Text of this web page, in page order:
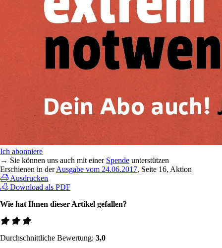
Ich abonniere
→ Sie können uns auch mit einer Spende unterstützen
Erschienen in derAusgabe vom 24.06.2017, Seite 16, Aktion
Ausdrucken
Download als PDF
Wie hat Ihnen dieser Artikel gefallen?
Durchschnittliche Bewertung: 3,0